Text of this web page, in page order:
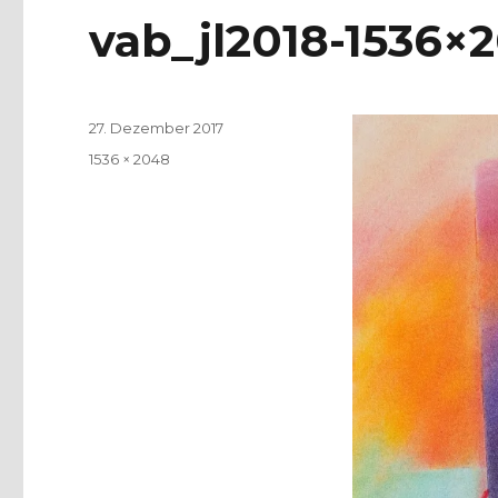
vab_jl2018-
Veröffentlicht
27. Dezember 2017
Volle
1536 × 2048